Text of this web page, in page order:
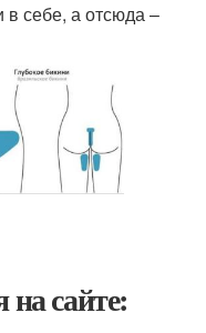
в себе, а отсюда –
сайте: